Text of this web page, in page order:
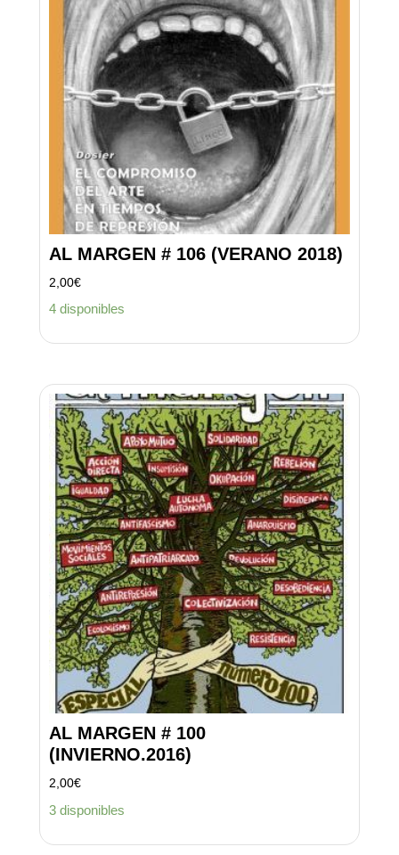
AL MARGEN # 106 (VERANO 2018)
2,00€
4 disponibles
AL MARGEN # 100
(INVIERNO.2016)
2,00€
3 disponibles